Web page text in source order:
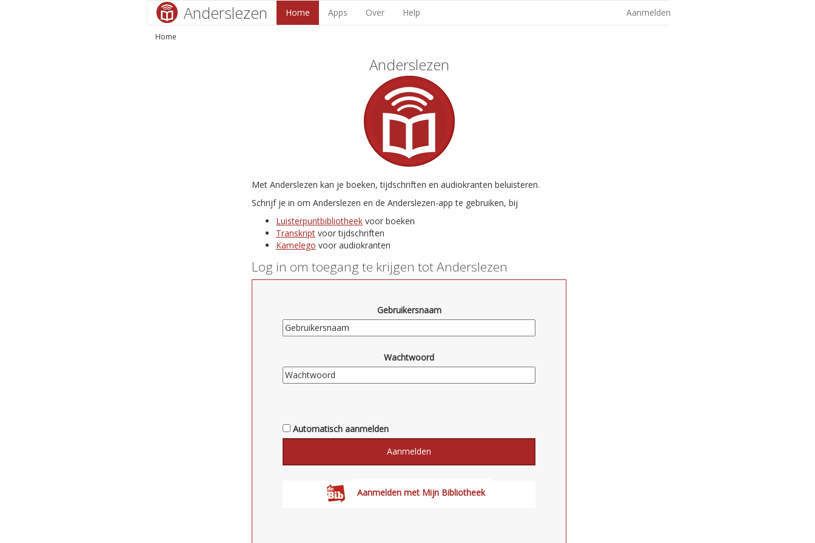
Anderslezen Home Apps Over Help Aanmelden
Home
Anderslezen
Met Anderslezen kan je boeken, tijdschriften en audiokranten beluisteren.
Schrijf je in om Anderslezen en de Anderslezen-app te gebruiken, bij
Luisterpuntbibliotheek voor boeken
Transkript voor tijdschriften
Kamelego voor audiokranten
Log in om toegang te krijgen tot Anderslezen
Gebruikersnaam
Wachtwoord
Automatisch aanmelden